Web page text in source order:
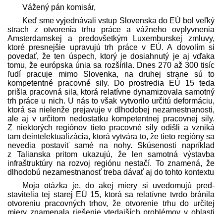
Vážený pán komisár,
Keď sme vyjednávali vstup Slovenska do EÚ bol veľký
strach z otvorenia trhu práce a vážneho ovplyvnenia
Amsterdamskej a predovšetkým Luxemburskej zmluvy,
ktoré presnejšie upravujú trh práce v EÚ. A dovolím si
povedať, že ten úspech, ktorý je dosiahnutý je aj vďaka
tomu, že európska únia sa rozšírila. Dnes 270 až 300 tisíc
ľudí pracuje mimo Slovenka, na druhej strane sú to
kompetentné pracovné sily. Do prostredia EÚ 15 teda
prišla pracovná sila, ktorá relatívne dynamizovala samotný
trh práce u nich. U nás to však vytvorilo určitú deformáciu,
ktorá sa nielenže prejavuje v dlhodobej nezamestnanosti,
ale aj v určitom nedostatku kompetentnej pracovnej sily.
Z niektorých regiónov tieto pracovné sily odišli a vzniká
tam deintelektualizácia, ktorá vytvára to, že tieto regióny sa
nevedia postaviť samé na nohy. Skúsenosti napríklad
z Talianska pritom ukazujú, že len samotná výstavba
infraštruktúry na rozvoj regiónu nestačí. To znamená, že
dlhodobú nezamestnanosť treba dávať aj do tohto kontextu
Moja otázka je, do akej miery si uvedomujú pred­
stavitelia tej starej EÚ 15, ktorá sa relatívne tvrdo bránila
otvoreniu pracovných trhov, že otvorenie trhu do určitej
miery znamenala riešenie vtedajších problémov v oblasti